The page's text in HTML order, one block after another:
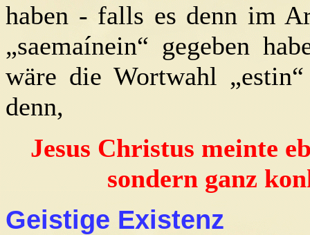
haben - falls es denn im
„saemaínein“ gegeben
wäre die Wortwahl
denn,
Jesus Christus meinte
sondern ganz
Geistige Existenz